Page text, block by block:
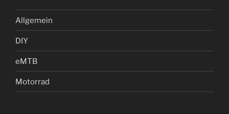
Allgemein
DIY
eMTB
Motorrad